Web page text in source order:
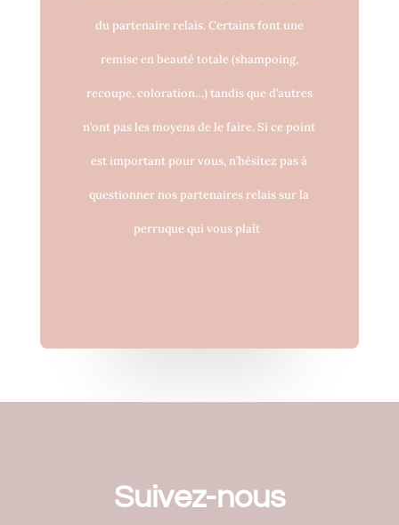
du partenaire relais. Certains font une
remise en beauté totale (shampoing,
recoupe, coloration…) tandis que d’autres
n’ont pas les moyens de le faire. Si ce point
est important pour vous, n’hésitez pas à
questionner nos partenaires relais sur la
perruque qui vous plaît
Suivez-nous